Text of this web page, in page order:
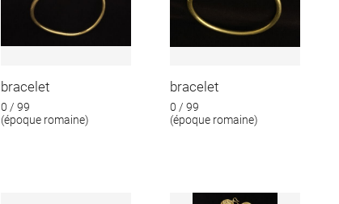
bracelet
0 / 99
(époque romaine)
bracelet
0 / 99
(époque romaine)